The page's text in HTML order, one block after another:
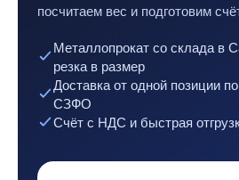
посчитаем вес и подготовим
Металлопрокат со склада в
резка в размер
Доставка от одной позиции
СЗФО
Счёт с НДС и быстрая